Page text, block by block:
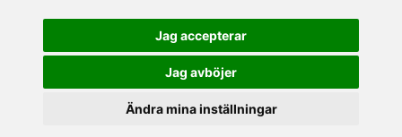
Jag accepterar
Jag avböjer
Ändra mina inställningar